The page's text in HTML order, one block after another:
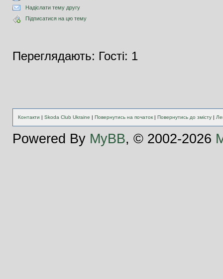
Надіслати тему другу
Підписатися на цю тему
Переглядають: Гості: 1
Контакти | Skoda Club Ukraine | Повернутись на початок| Повернутись до змісту|
Powered By MyBB, © 2002-2026